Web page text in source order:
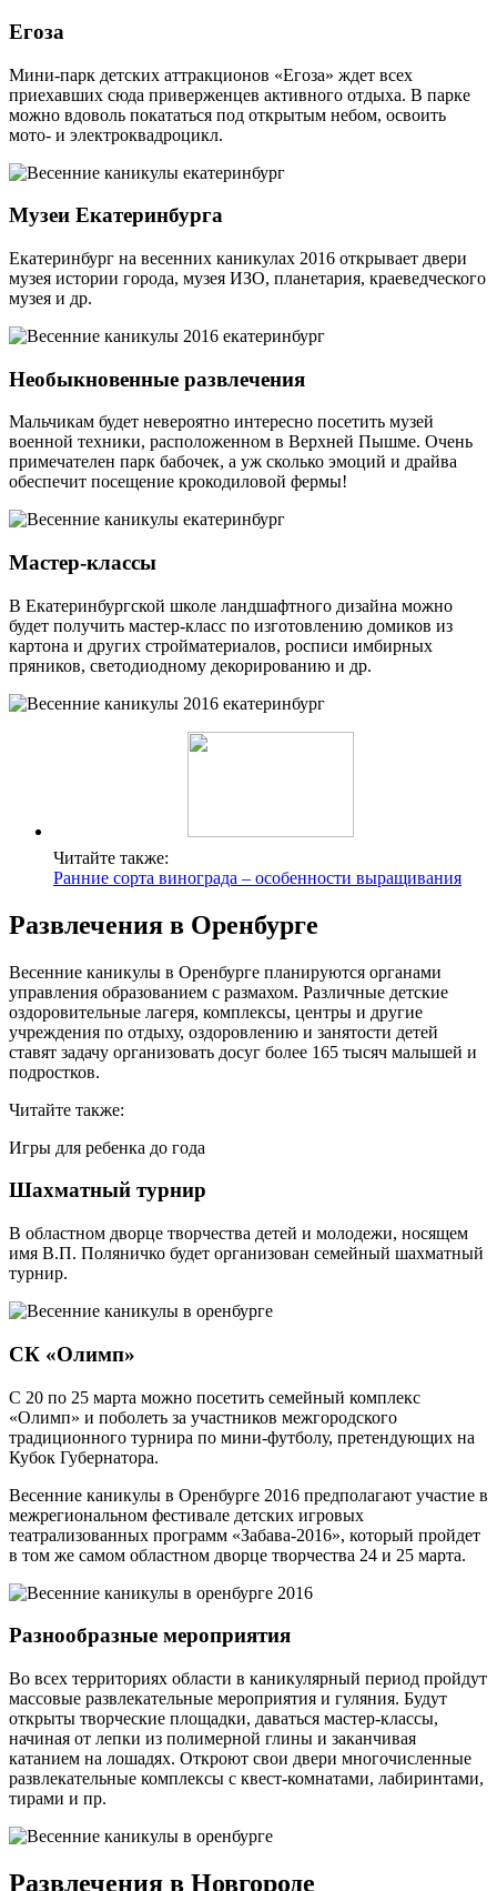
Егоза
Мини-парк детских аттракционов «Егоза» ждет всех
приехавших сюда приверженцев активного отдыха. В парке
можно вдоволь покататься под открытым небом, освоить
мото- и электроквадроцикл.
Музеи Екатеринбурга
Екатеринбург на весенних каникулах 2016 открывает двери
музея истории города, музея ИЗО, планетария, краеведческого
музея и др.
Необыкновенные развлечения
Мальчикам будет невероятно интересно посетить музей
военной техники, расположенном в Верхней Пышме. Очень
примечателен парк бабочек, а уж сколько эмоций и драйва
обеспечит посещение крокодиловой фермы!
Мастер-классы
В Екатеринбургской школе ландшафтного дизайна можно
будет получить мастер-класс по изготовлению домиков из
картона и других стройматериалов, росписи имбирных
пряников, светодиодному декорированию и др.
Читайте также:
Ранние сорта винограда – особенности выращивания
Развлечения в Оренбурге
Весенние каникулы в Оренбурге планируются органами
управления образованием с размахом. Различные детские
оздоровительные лагеря, комплексы, центры и другие
учреждения по отдыху, оздоровлению и занятости детей
ставят задачу организовать досуг более 165 тысяч малышей и
подростков.
Читайте также:
Игры для ребенка до года
Шахматный турнир
В областном дворце творчества детей и молодежи, носящем
имя В.П. Поляничко будет организован семейный шахматный
турнир.
СК «Олимп»
С 20 по 25 марта можно посетить семейный комплекс
«Олимп» и поболеть за участников межгородского
традиционного турнира по мини-футболу, претендующих на
Кубок Губернатора.
Весенние каникулы в Оренбурге 2016 предполагают участие в
межрегиональном фестивале детских игровых
театрализованных программ «Забава-2016», который пройдет
в том же самом областном дворце творчества 24 и 25 марта.
Разнообразные мероприятия
Во всех территориях области в каникулярный период пройдут
массовые развлекательные мероприятия и гуляния. Будут
открыты творческие площадки, даваться мастер-классы,
начиная от лепки из полимерной глины и заканчивая
катанием на лошадях. Откроют свои двери многочисленные
развлекательные комплексы с квест-комнатами, лабиринтами,
тирами и пр.
Развлечения в Новгороде